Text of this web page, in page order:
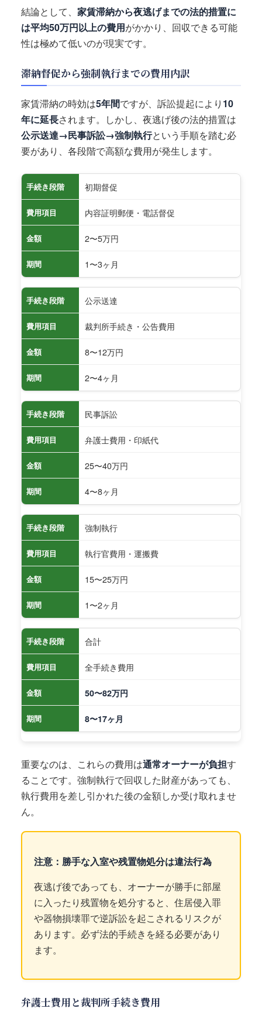
結論として、 家賃滞納から夜逃げまでの法的措置に
は平均50万円以上の費用がかかり、回収できる可能
性は極めて低いのが現実です。
滞納督促から強制執行までの費用内訳
家賃滞納の時効は5年間ですが、訴訟提起により 10
年に延長されます。しかし、夜逃げ後の法的措置は
公示送達→民事訴訟→強制執行という手順を踏む必
要があり、各段階で高額な費用が発生します。
手続き段階 初期督促
費用項目 内容証明郵便・電話督促
金額 2〜5万円
期間 1〜3ヶ月
手続き段階 公示送達
費用項目 裁判所手続き・公告費用
金額 8〜12万円
期間 2〜4ヶ月
手続き段階 民事訴訟
費用項目 弁護士費用・印紙代
金額 25〜40万円
期間 4〜8ヶ月
手続き段階 強制執行
費用項目 執行官費用・運搬費
金額 15〜25万円
期間 1〜2ヶ月
手続き段階 合計
費用項目 全手続き費用
金額 50〜82万円
期間 8〜17ヶ月
重要なのは、これらの費用は通常オーナーが負担す
ることです。強制執行で回収した財産があっても、
執行費用を差し引かれた後の金額しか受け取れませ
ん。
注意：勝手な入室や残置物処分は違法行為
夜逃げ後であっても、オーナーが勝手に部屋
に入ったり残置物を処分すると、住居侵入罪
や器物損壊罪で逆訴訟を起こされるリスクが
あります。必ず法的手続きを経る必要があり
ます。
弁護士費用と裁判所手続き費用